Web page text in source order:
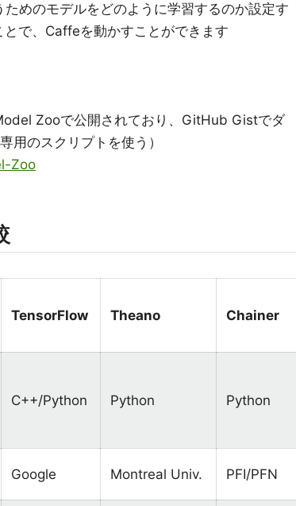
めのモデルをどのように学習するのか設定す
で、Caffeを動かすことができます
Zooで公開されており、GitHub Gistでダ
用のスクリプトを使う）
Zoo
TensorFlow Theano Chainer
C++/Python Python Python
Google Montreal Univ. PFI/PFN